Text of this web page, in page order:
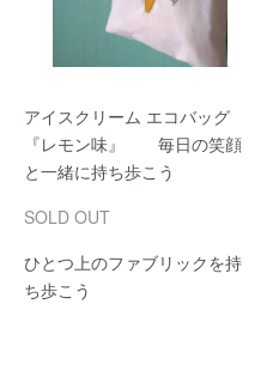
アイスクリーム エコバッグ
『レモン味』 毎日の笑顔
と一緒に持ち歩こう
SOLD OUT
ひとつ上のファブリックを持
ち歩こう